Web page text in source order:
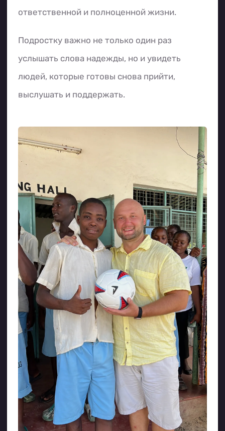
ответственной и полноценной жизни.
Подростку важно не только один раз
услышать слова надежды, но и увидеть
людей, которые готовы снова прийти,
выслушать и поддержать.